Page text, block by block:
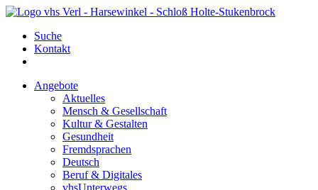
Suche
Kontakt
Angebote
Aktuelles
Mensch & Gesellschaft
Kultur & Gestalten
Gesundheit
Fremdsprachen
Deutsch
Beruf & Digitales
vhsUnterwegs